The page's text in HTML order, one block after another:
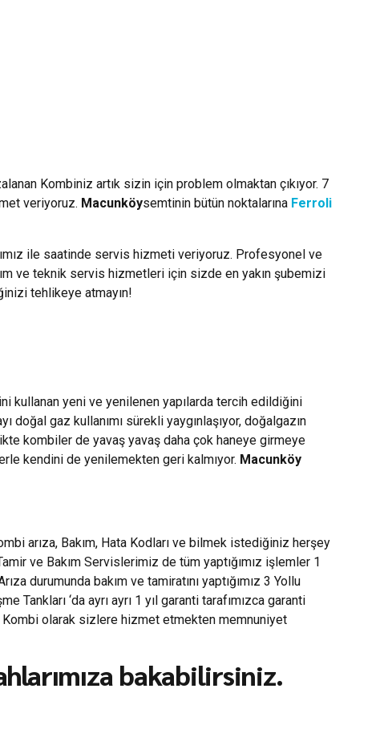
Kombiniz artık sizin için problem olmaktan çıkıyor. 7
veriyoruz. Macunköysemtinin bütün noktalarına Ferroli
ile saatinde servis hizmeti veriyoruz. Profesyonel ve
ve teknik servis hizmetleri için sizde en yakın şubemizi
tehlikeye atmayın!
kullanan yeni ve yenilenen yapılarda tercih edildiğini
doğal gaz kullanımı sürekli yaygınlaşıyor, doğalgazın
kombiler de yavaş yavaş daha çok haneye girmeye
kendini de yenilemekten geri kalmıyor. Macunköy
arıza, Bakım, Hata Kodları ve bilmek istediğiniz herşey
ve Bakım Servislerimiz de tüm yaptığımız işlemler 1
durumunda bakım ve tamiratını yaptığımız 3 Yollu
‘da ayrı ayrı 1 yıl garanti tarafımızca garanti
Kombi olarak sizlere hizmet etmekten memnuniyet
bakabilirsiniz.